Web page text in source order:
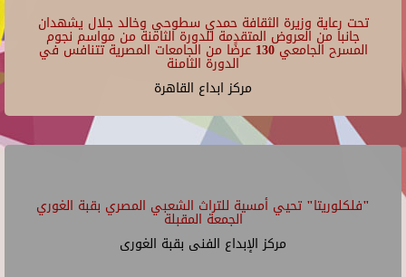
تحت رعاية وزيرة الثقافة حمدي سطوحي وخالد جلال يشهدان
جانبا من العروض المتقدمة للدورة الثامنة من مواسم نجوم
المسرح الجامعي 130 عرضًا من الجامعات المصرية تتنافس في
الدورة الثامنة
مركز ابداع القاهرة
"فلكلوريتا" تحيي أمسية للتراث الشعبي المصري بقبة الغوري
الجمعة المقبلة
مركز الإبداع الفنى بقبة الغورى